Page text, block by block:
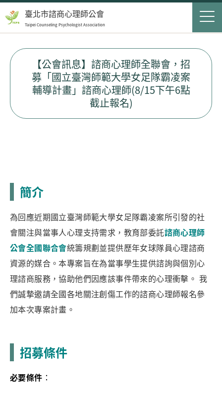
最新消息
會員服務
民眾服務
搜尋
Jump to Navigation
Jump to Main content
【公會訊息】諮商心理師全聯會，招
募「國立臺灣師範大學女足隊霸凌案
輔導計畫」諮商心理師(8/15下午6點
截止報名)
簡介
為回應近期國立臺灣師範大學女足隊霸凌案所引發的社
會關注與當事人心理支持需求，教育部委託諮商心理師
公會全國聯合會統籌規劃並提供歷年女球隊員心理諮商
資源的媒合。本專案旨在為當事學生提供諮詢與個別心
理諮商服務，協助他們因應該事件帶來的心理衝擊。 我
們誠摯邀請全國各地關注創傷工作的諮商心理師報名參
加本次專案計畫 。
招募條件
必要條件 ：
臺北市諮商心理師公會
Taipei Counseling Psychologist Association